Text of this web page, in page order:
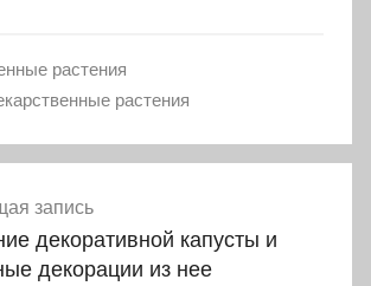
растения
растения
запись
декоративной капусты и
декорации из нее